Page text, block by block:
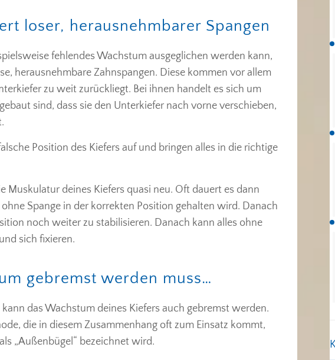
loser, herausnehmbarer Spangen
fehlendes Wachstum ausgeglichen werden kann,
herausnehmbare Zahnspangen. Diese kommen vor allem
zu weit zurückliegt. Bei ihnen handelt es sich um
sind, dass sie den Unterkiefer nach vorne verschieben,
Position des Kiefers auf und bringen alles in die richtige
Muskulatur deines Kiefers quasi neu. Oft dauert es dann
Spange in der korrekten Position gehalten wird. Danach
noch weiter zu stabilisieren. Danach kann alles ohne
sich fixieren.
gebremst werden muss…
das Wachstum deines Kiefers auch gebremst werden.
die in diesem Zusammenhang oft zum Einsatz kommt,
„Außenbügel“ bezeichnet wird.